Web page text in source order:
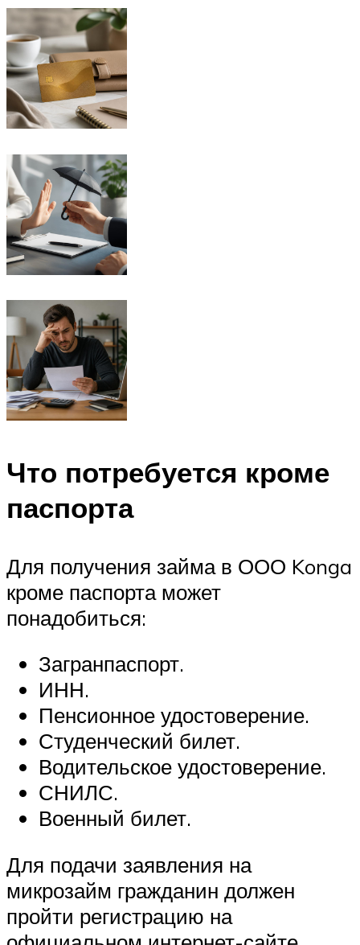
Что потребуется кроме
паспорта
Для получения займа в ООО Konga
кроме паспорта может
понадобиться:
Загранпаспорт.
ИНН.
Пенсионное удостоверение.
Студенческий билет.
Водительское удостоверение.
СНИЛС.
Военный билет.
Для подачи заявления на
микрозайм гражданин должен
пройти регистрацию на